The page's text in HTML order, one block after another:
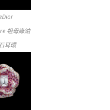
祖母綠鉑
耳環